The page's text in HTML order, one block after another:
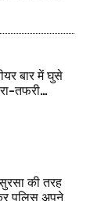
बार में घुसे
तफरी…
की तरह
पुलिस अपने